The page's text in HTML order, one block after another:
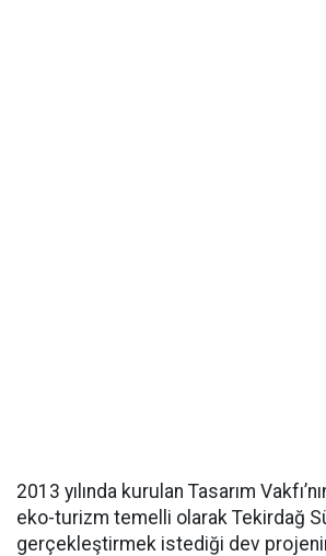
2013 yılında kurulan Tasarım
eko-turizm temelli olarak Tekirdağ
gerçekleştirmek istediği dev